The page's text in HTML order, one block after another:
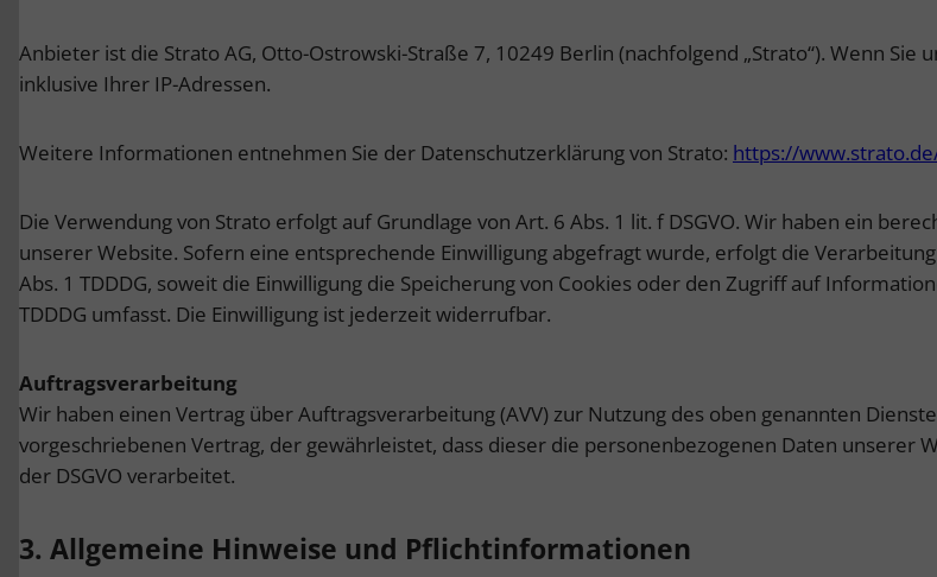
Anbieter ist die Strato AG, Otto-Ostrowski-Straße 7, 10249 Berlin (nachfolgend „Strato“). Wenn
inklusive Ihrer IP-Adressen.
Weitere Informationen entnehmen Sie der Datenschutzerklärung von Strato: https://
Die Verwendung von Strato erfolgt auf Grundlage von Art. 6 Abs. 1 lit. f DSGVO. Wir haben ein
unserer Website. Sofern eine entsprechende Einwilligung abgefragt wurde, erfolgt die
Abs. 1 TDDDG, soweit die Einwilligung die Speicherung von Cookies oder den Zugriff auf
TDDDG umfasst. Die Einwilligung ist jederzeit widerrufbar.
Auftragsverarbeitung
Wir haben einen Vertrag über Auftragsverarbeitung (AVV) zur Nutzung des oben genannten
vorgeschriebenen Vertrag, der gewährleistet, dass dieser die personenbezogenen Daten unserer
der DSGVO verarbeitet.
3. Allgemeine Hinweise und Pflicht­informationen